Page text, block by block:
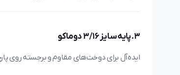
3. پایه سایز 3/16 دوماکو
ایده‌آل برای دوخت‌های مقاوم و برجسته روی